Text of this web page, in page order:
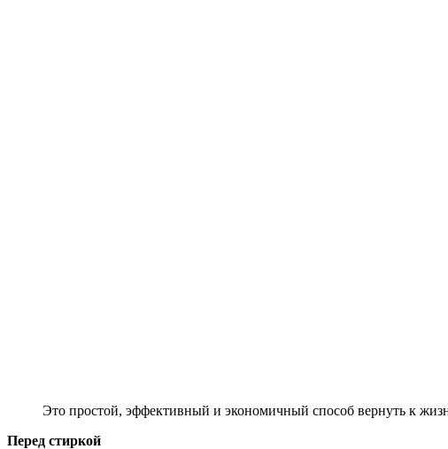
Это простой, эффективный и экономичный способ вернуть к
Перед стиркой